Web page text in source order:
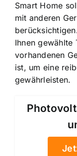
Smart Home
mit anderen
Ihnen gewählte
vorhandenen
ist, um eine
gewährleisten.